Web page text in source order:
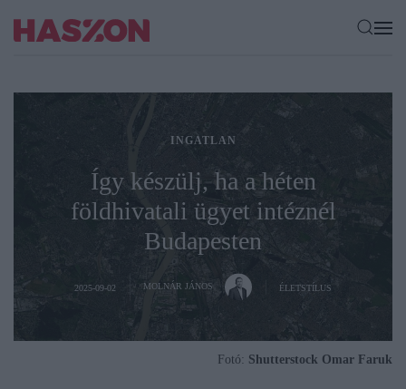
INGATLAN
Így készülj, ha a héten
földhivatali ügyet intéznél
Budapesten
2025-09-02 MOLNÁR JÁNOS ÉLETSTÍLUS
Fotó: Shutterstock Omar Faruk